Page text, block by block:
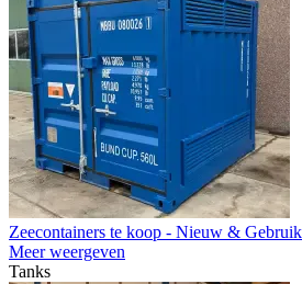
Zeecontainers te koop - Nieuw &
Meer weergeven
Tanks